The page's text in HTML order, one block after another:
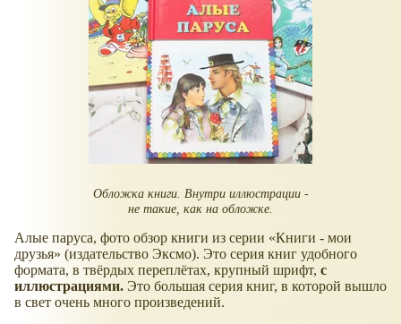
Обложка книги. Внутри иллюстрации -
не такие, как на обложке.
Алые паруса, фото обзор книги из серии
Книги - мои
друзья
(издательство Эксмо). Это серия книг удобного
формата, в твёрдых переплётах, крупный шрифт, с
иллюстрациями. Это большая серия книг, в которой вышло
в свет очень много произведений.